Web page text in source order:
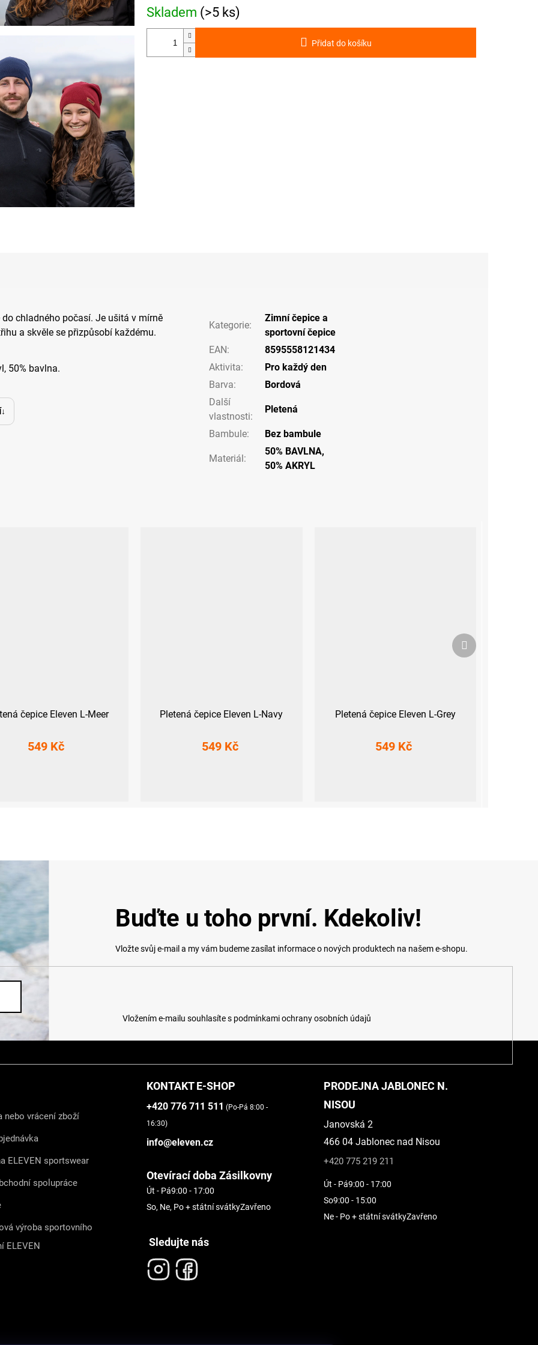
Skladem (>5 ks)
Přidat do košíku
chladného počasí. Je ušitá v mírně
a skvěle se přizpůsobí každému.
50% bavlna.
Kategorie:
Zimní čepice a
sportovní čepice
EAN:
8595558121434
Aktivita:
Pro každý den
Barva:
Bordová
Další
vlastnosti:
Pletená
Bambule: Bez bambule
Materiál:
50% BAVLNA,
50% AKRYL
čepice Eleven L-Meer
549 Kč
Pletená čepice Eleven L-Navy
549 Kč
Pletená čepice Eleven L-Grey
549 Kč
Další
produkt
Buďte u toho první. Kdekoliv!
Vložte svůj e-mail a my vám budeme zasílat informace o nových produktech na našem e-shopu.
Vložením e-mailu souhlasíte s podmínkami ochrany osobních údajů
nebo vrácení zboží
ELEVEN sportswear
spolupráce
výroba sportovního
ELEVEN
KONTAKT E-SHOP
+420 776 711 511 (Po-Pá 8:00 -
16:30)
info@eleven.cz
Otevírací doba Zásilkovny
Út - Pá9:00 - 17:00
So, Ne, Po + státní svátkyZavřeno
Sledujte nás
PRODEJNA JABLONEC N.
NISOU
Janovská 2
466 04 Jablonec nad Nisou
+420 775 219 211
Út - Pá9:00 - 17:00
So9:00 - 15:00
Ne - Po + státní svátkyZavřeno